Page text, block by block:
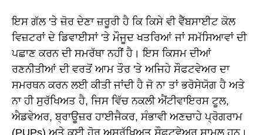
ਇਸ ਗੱਲ 'ਤੇ ਜ਼ੋਰ ਦੇਣਾ ਜ਼ਰੂਰੀ ਹੈ ਕਿ ਕਿਸੇ ਵੀ ਵੈੱਬਸਾਈਟ ਕੋਲ
ਵਿਜ਼ਟਰਾਂ ਦੇ ਡਿਵਾਈਸਾਂ 'ਤੇ ਮੌਜੂਦ ਖਤਰਿਆਂ ਜਾਂ ਸਮੱਸਿਆਵਾਂ ਦੀ
ਪਛਾਣ ਕਰਨ ਦੀ ਸਮਰੱਥਾ ਨਹੀਂ ਹੈ। ਇਸ ਕਿਸਮ ਦੀਆਂ
ਰਣਨੀਤੀਆਂ ਦੀ ਵਰਤੋਂ ਆਮ ਤੌਰ 'ਤੇ ਅਜਿਹੇ ਸੌਫਟਵੇਅਰ ਦਾ
ਸਮਰਥਨ ਕਰਨ ਲਈ ਕੀਤੀ ਜਾਂਦੀ ਹੈ ਜੋ ਨਾ ਤਾਂ ਭਰੋਸੇਯੋਗ ਹੈ ਅਤੇ
ਨਾ ਹੀ ਸੁਰੱਖਿਅਤ ਹੈ, ਜਿਸ ਵਿੱਚ ਨਕਲੀ ਐਂਟੀਵਾਇਰਸ ਟੂਲ,
ਐਡਵੇਅਰ, ਬ੍ਰਾਊਜ਼ਰ ਹਾਈਜੈਕਰ, ਸੰਭਾਵੀ ਅਣਚਾਹੇ ਪ੍ਰੋਗਰਾਮ
(PUPs) ਅਤੇ ਕਈ ਹੋਰ ਅਸੁਰੱਖਿਅਤ ਸੌਫਟਵੇਅਰ ਸ਼ਾਮਲ ਹਨ।